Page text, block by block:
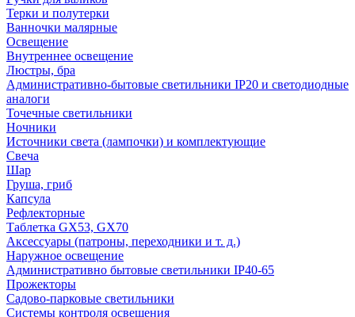
Терки и полутерки
Ванночки малярные
Освещение
Внутреннее освещение
Люстры, бра
Административно-бытовые светильники IP20 и светодиодные
аналоги
Точечные светильники
Ночники
Источники света (лампочки) и комплектующие
Свеча
Шар
Груша, гриб
Капсула
Рефлекторные
Таблетка GX53, GX70
Аксессуары (патроны, переходники и т. д.)
Наружное освещение
Административно бытовые светильники IP40-65
Прожекторы
Садово-парковые светильники
Системы контроля освещения